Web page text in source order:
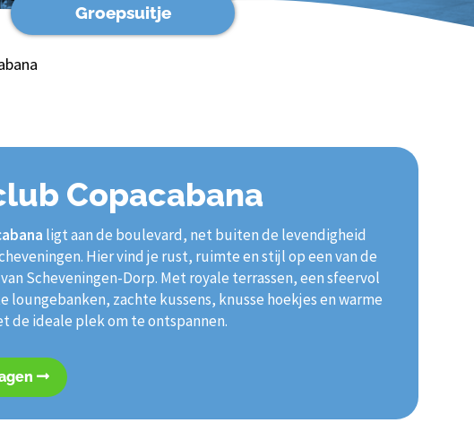
Groepsuitje
Copacabana
ligt aan de boulevard, net buiten de levendigheid
Hier vind je rust, ruimte en stijl op een van de
Scheveningen-Dorp. Met royale terrassen, een sfeervol
loungebanken, zachte kussens, knusse hoekjes en warme
de ideale plek om te ontspannen.